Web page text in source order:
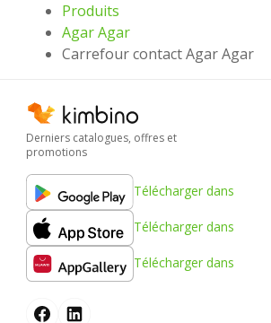
Produits
Agar Agar
Carrefour contact Agar Agar
Derniers catalogues, offres et
promotions
Télécharger dans
Télécharger dans
Télécharger dans